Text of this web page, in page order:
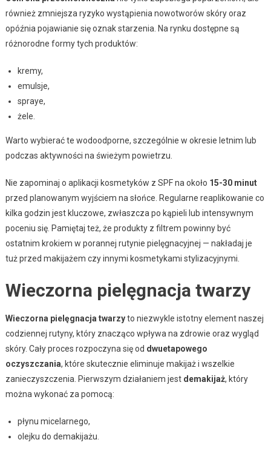
również zmniejsza ryzyko wystąpienia nowotworów skóry oraz
opóźnia pojawianie się oznak starzenia. Na rynku dostępne są
różnorodne formy tych produktów:
kremy,
emulsje,
spraye,
żele.
Warto wybierać te wodoodporne, szczególnie w okresie letnim lub
podczas aktywności na świeżym powietrzu.
Nie zapominaj o aplikacji kosmetyków z SPF na około 15-30 minut
przed planowanym wyjściem na słońce. Regularne reaplikowanie co
kilka godzin jest kluczowe, zwłaszcza po kąpieli lub intensywnym
poceniu się. Pamiętaj też, że produkty z filtrem powinny być
ostatnim krokiem w porannej rutynie pielęgnacyjnej — nakładaj je
tuż przed makijażem czy innymi kosmetykami stylizacyjnymi.
Wieczorna pielęgnacja twarzy
Wieczorna pielęgnacja twarzyto niezwykle istotny element naszej
codziennej rutyny, który znacząco wpływa na zdrowie oraz wygląd
skóry. Cały proces rozpoczyna się od dwuetapowego
oczyszczania, które skutecznie eliminuje makijaż i wszelkie
zanieczyszczenia. Pierwszym działaniem jest demakijaż, który
można wykonać za pomocą:
płynu micelarnego,
olejku do demakijażu.